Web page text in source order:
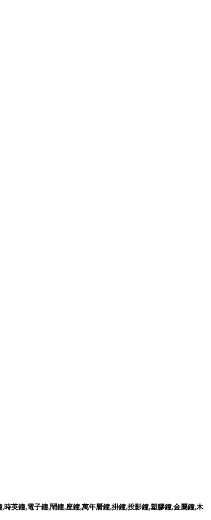
,時英鐘,電子鐘,鬧鐘,座鐘,萬年曆鐘,掛鐘,投影鐘,塑膠鐘,金屬鐘,木